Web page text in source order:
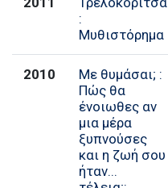
:
Μυθιστόρημα
2010
Με θυμάσαι; :
Πώς θα
ένοιωθες αν
μια μέρα
ξυπνούσες
και η ζωή σου
ήταν...